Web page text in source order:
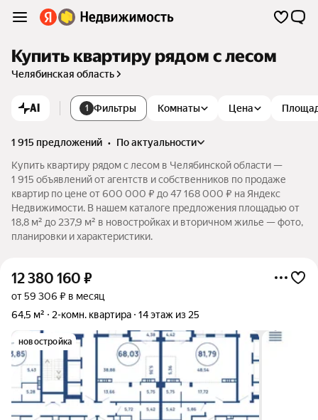
Купить квартиру рядом с лесом
Челябинская область
AI 1 Фильтры Комнаты Цена
1 915 предложений •
по актуальности
Купить квартиру рядом с лесом в Челябинской области —
1 915 объявлений от агентств и собственников по продаже
квартир по цене от 600 000 ₽ до 47 168 000 ₽ на Яндекс
Недвижимости. В нашем каталоге предложения площадью от
18,8 м² до 237,9 м² в новостройках и вторичном жилье — фото,
планировки и характеристики.
12 380 160 ₽
от 59 306 ₽ в месяц
64,5 м²
2-комн. квартира 14 этаж из 25
новостройка